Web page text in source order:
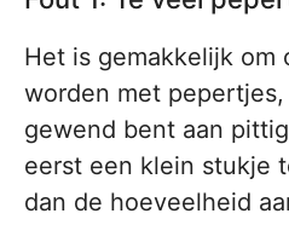
Het is gemakkelijk om
worden met
gewend bent aan
eerst een klein stukje
dan de hoeveelheid